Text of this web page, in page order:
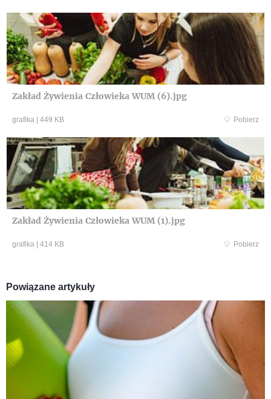
Zakład Żywienia Człowieka WUM (6).jpg
grafika | 449 KB Pobierz
Zakład Żywienia Człowieka WUM (1).jpg
grafika | 414 KB Pobierz
Powiązane artykuły